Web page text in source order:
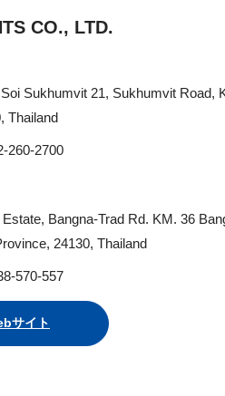
CO., LTD.
Sukhumvit 21, Sukhumvit Road,
Thailand
260-2700
Bangna-Trad Rd. KM. 36
24130, Thailand
570-557
サイト